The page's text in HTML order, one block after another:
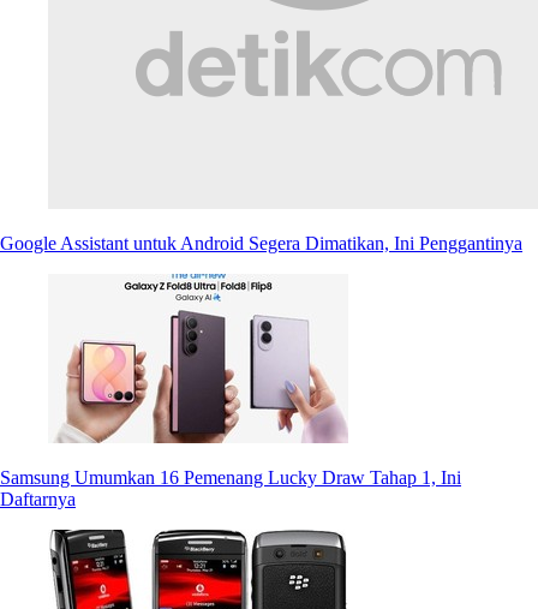
Google Assistant untuk Android Segera Dimatikan, Ini Penggantinya
Samsung Umumkan 16 Pemenang Lucky Draw Tahap 1, Ini
Daftarnya